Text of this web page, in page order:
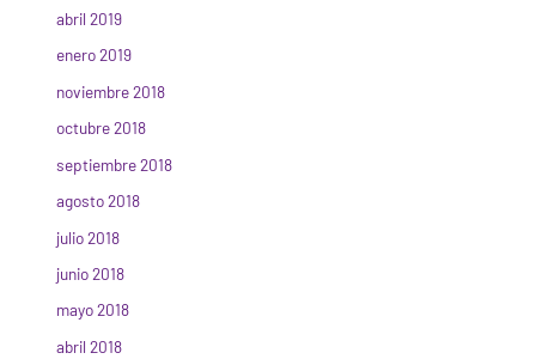
abril 2019
enero 2019
noviembre 2018
octubre 2018
septiembre 2018
agosto 2018
julio 2018
junio 2018
mayo 2018
abril 2018